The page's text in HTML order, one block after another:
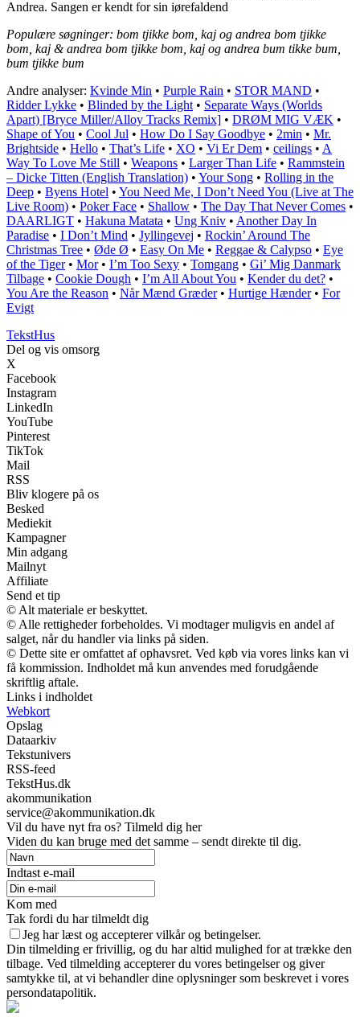
Andrea. Sangen er kendt for sin iørefaldend
Populære søgninger: bom tjikke bom, kaj og andrea bom tjikke
bom, kaj & andrea bom tjikke bom, kaj og andrea bum tikke bum,
bum tjikke bum
Andre analyser: Kvinde Min • Purple Rain • STOR MAND •
Ridder Lykke • Blinded by the Light • Separate Ways (Worlds
Apart) [Bryce Miller/Alloy Tracks Remix] • DRØM MIG VÆK •
Shape of You • Cool Jul • How Do I Say Goodbye • 2min • Mr.
Brightside • Hello • That’s Life • XO • Vi Er Dem • ​ceilings • A
Way To Love Me Still • Weapons • Larger Than Life • Rammstein
– Dicke Titten (English Translation) • Your Song • Rolling in the
Deep • Byens Hotel • You Need Me, I Don’t Need You (Live at The
Live Room) • Poker Face • Shallow • The Day That Never Comes •
DAARLIGT • Hakuna Matata • Ung Kniv • Another Day In
Paradise • I Don’t Mind • Jyllingevej • Rockin’ Around The
Christmas Tree • Øde Ø • Easy On Me • Reggae & Calypso • Eye
of the Tiger• Mor• I’m Too Sexy • Tomgang • Gi’ Mig Danmark
Tilbage • Cookie Dough • I’m All About You • Kender du det? •
You Are the Reason • Når Mænd Græder• Hurtige Hænder• For
Evigt
TekstHus
Del og vis omsorg
X
Facebook
Instagram
LinkedIn
YouTube
Pinterest
TikTok
Mail
RSS
Bliv klogere på os
Besked
Mediekit
Kampagner
Min adgang
Mailnyt
Affiliate
Send et tip
© Alt materiale er beskyttet.
© Alle rettigheder forbeholdes. Vi modtager muligvis en andel af
salget, når du handler via links på siden.
© Dette site er omfattet af ophavsret. Ved køb via vores links kan vi
få kommission. Indholdet må kun anvendes med forudgående
skriftlig aftale.
Links i indholdet
Webkort
Opslag
Dataarkiv
Tekstunivers
RSS-feed
TekstHus.dk
akommunikation
service@akommunikation.dk
Vil du have nyt fra os? Tilmeld dig her
Viden du kan bruge med det samme – sendt direkte til dig.
Indtast e-mail
Kom med
Tak fordi du har tilmeldt dig
Jeg har læst og accepterer vilkår og betingelser.
Din tilmelding er frivillig, og du har altid mulighed for at trække den
tilbage. Ved tilmelding accepterer du vores betingelser og giver
samtykke til, at vi behandler dine oplysninger som beskrevet i vores
persondatapolitik.